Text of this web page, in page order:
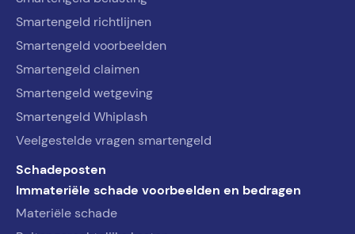
Smartengeld richtlijnen
Smartengeld voorbeelden
Smartengeld claimen
Smartengeld wetgeving
Smartengeld Whiplash
Veelgestelde vragen smartengeld
Schadeposten
Immateriële schade voorbeelden en bedragen
Materiële schade